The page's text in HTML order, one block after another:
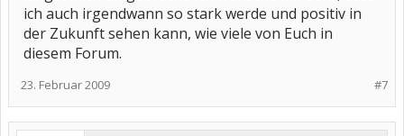
ich auch irgendwann so stark werde und positiv in
der Zukunft sehen kann, wie viele von Euch in
diesem Forum.
#7
23. Februar 2009